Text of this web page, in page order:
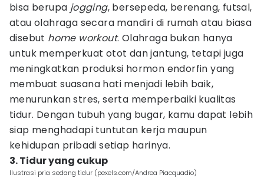
bisa berupa jogging, bersepeda, berenang, futsal,
atau olahraga secara mandiri di rumah atau biasa
disebut home workout. Olahraga bukan hanya
untuk memperkuat otot dan jantung, tetapi juga
meningkatkan produksi hormon endorfin yang
membuat suasana hati menjadi lebih baik,
menurunkan stres, serta memperbaiki kualitas
tidur. Dengan tubuh yang bugar, kamu dapat lebih
siap menghadapi tuntutan kerja maupun
kehidupan pribadi setiap harinya.
3. Tidur yang cukup
Ilustrasi pria sedang tidur (pexels.com/Andrea Piacquadio)